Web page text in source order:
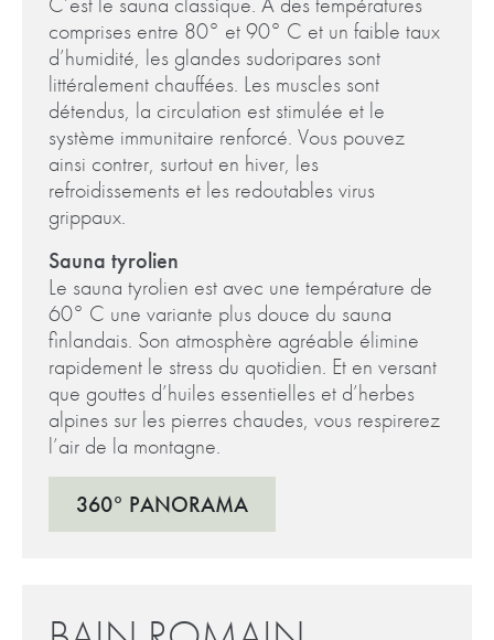
comprises entre 80° et 90° C et un faible taux
d’humidité, les glandes sudoripares sont
littéralement chauffées. Les muscles sont
détendus, la circulation est stimulée et le
système immunitaire renforcé. Vous pouvez
ainsi contrer, surtout en hiver, les
refroidissements et les redoutables virus
grippaux.
Sauna tyrolien
Le sauna tyrolien est avec une température de
60° C une variante plus douce du sauna
finlandais. Son atmosphère agréable élimine
rapidement le stress du quotidien. Et en versant
que gouttes d’huiles essentielles et d’herbes
alpines sur les pierres chaudes, vous respirerez
l’air de la montagne.
360° PANORAMA